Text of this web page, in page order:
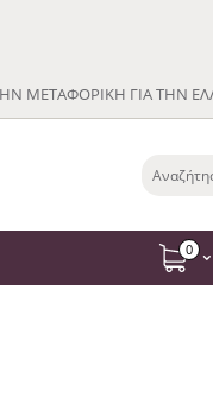
ΜΕΤΑΦΟΡΙΚΗ ΓΙΑ ΤΗΝ
0